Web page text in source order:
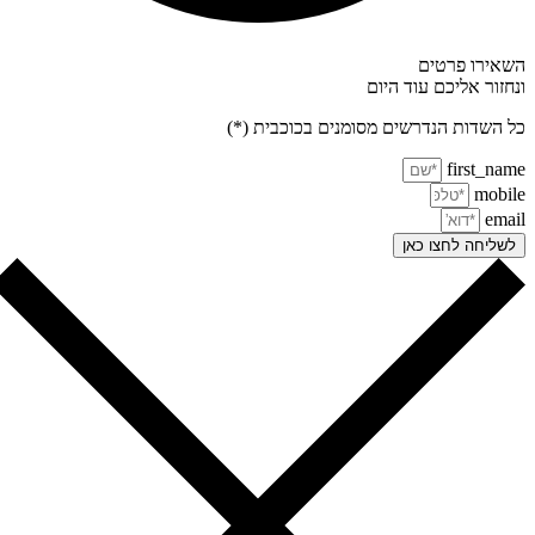
פרטים
אליכם עוד היום
השדות הנדרשים מסומנים בכוכבית (*)
לשליחה לחצו כאן